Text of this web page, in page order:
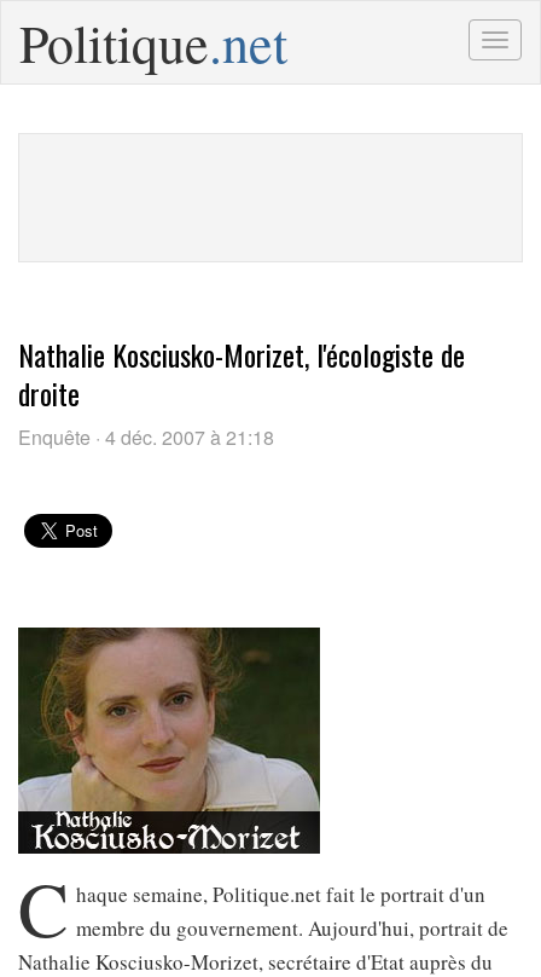
Politique.net
Nathalie Kosciusko-Morizet, l'écologiste de
droite
Enquête · 4 déc. 2007 à 21:18
C haque semaine, Politique.net fait le portrait d'un
membre du gouvernement. Aujourd'hui, portrait de
Nathalie Kosciusko-Morizet, secrétaire d'Etat auprès du